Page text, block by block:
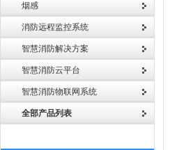
烟感
消防远程监控系统
智慧消防解决方案
智慧消防云平台
智慧消防物联网系统
全部产品列表